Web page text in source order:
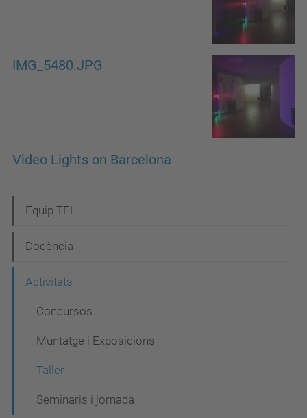
IMG_5480.JPG
Video Lights on Barcelona
a
v
Equip TEL
Docència
Activitats
Concursos
Muntatge i Exposicions
Taller
Seminaris i jornada